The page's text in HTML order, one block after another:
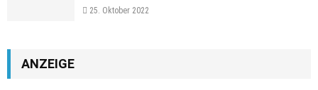
25. Oktober 2022
ANZEIGE